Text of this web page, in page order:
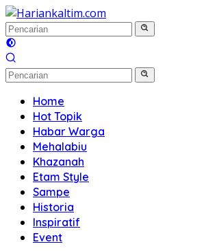
Langsung
ke
konten
Home
Hot Topik
Habar Warga
Mehalabiu
Khazanah
Etam Style
Sampe
Historia
Inspiratif
Event